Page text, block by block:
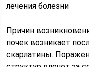
лечения болезни
Причин
почек возникает
скарлатины.